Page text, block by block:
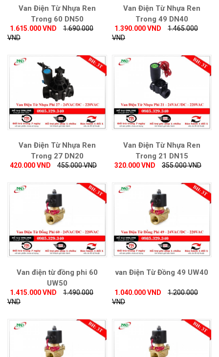
Van Điện Từ Nhựa Ren
Trong 60 DN50
1.615.000 VND
1.690.000
VND
Van Điện Từ Nhựa Ren
Trong 49 DN40
1.390.000 VND
1.465.000
VND
Van Điện Từ Nhựa Ren
Trong 27 DN20
420.000 VND 455.000 VND
Van Điện Từ Nhựa Ren
Trong 21 DN15
320.000 VND 355.000 VND
Van điện từ đồng phi 60
UW50
1.415.000 VND
1.490.000
VND
van Điện Từ Đồng 49 UW40
1.040.000 VND
1.200.000
VND